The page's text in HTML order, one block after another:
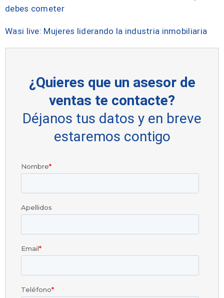
debes cometer
Wasi live: Mujeres liderando la industria inmobiliaria
¿Quieres que un asesor de
ventas te contacte?
Déjanos tus datos y en breve
estaremos contigo